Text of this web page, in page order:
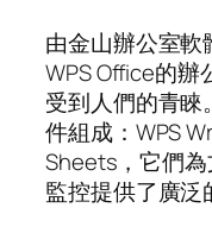
由金山辦公室軟
WPS Office的
受到人們的青睞
件組成：WPS
Sheets，它們
監控提供了廣泛